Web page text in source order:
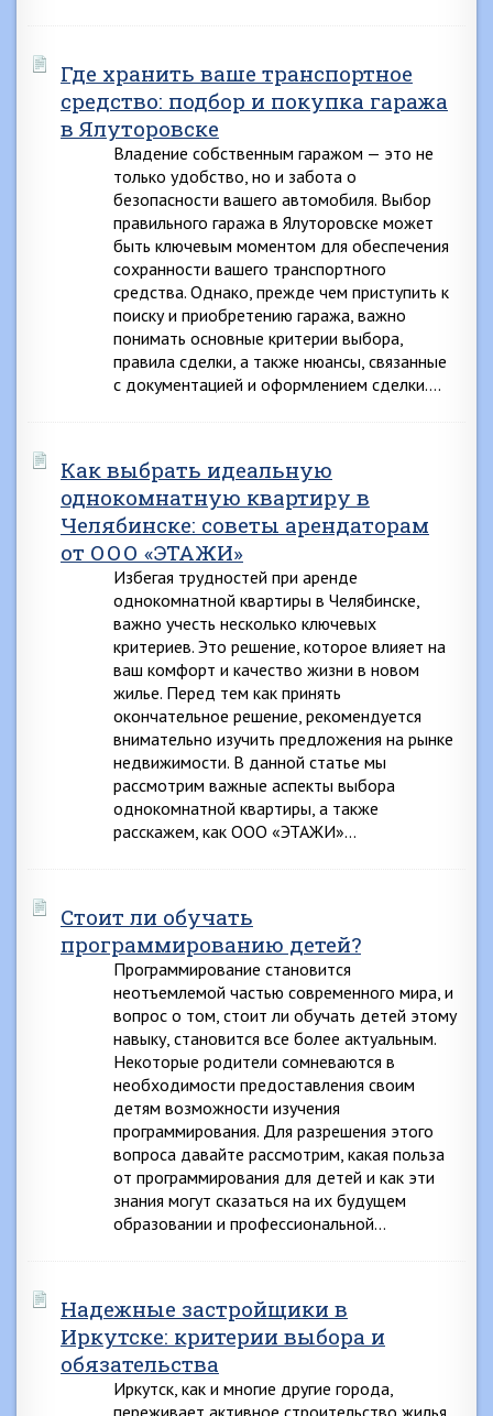
Где хранить ваше транспортное
средство: подбор и покупка гаража
в Ялуторовске
Владение собственным гаражом — это не
только удобство, но и забота о
безопасности вашего автомобиля. Выбор
правильного гаража в Ялуторовске может
быть ключевым моментом для обеспечения
сохранности вашего транспортного
средства. Однако, прежде чем приступить к
поиску и приобретению гаража, важно
понимать основные критерии выбора,
правила сделки, а также нюансы, связанные
с документацией и оформлением сделки….
Как выбрать идеальную
однокомнатную квартиру в
Челябинске: советы арендаторам
от ООО «ЭТАЖИ»
Избегая трудностей при аренде
однокомнатной квартиры в Челябинске,
важно учесть несколько ключевых
критериев. Это решение, которое влияет на
ваш комфорт и качество жизни в новом
жилье. Перед тем как принять
окончательное решение, рекомендуется
внимательно изучить предложения на рынке
недвижимости. В данной статье мы
рассмотрим важные аспекты выбора
однокомнатной квартиры, а также
расскажем, как ООО «ЭТАЖИ»…
Стоит ли обучать
программированию детей?
Программирование становится
неотъемлемой частью современного мира, и
вопрос о том, стоит ли обучать детей этому
навыку, становится все более актуальным.
Некоторые родители сомневаются в
необходимости предоставления своим
детям возможности изучения
программирования. Для разрешения этого
вопроса давайте рассмотрим, какая польза
от программирования для детей и как эти
знания могут сказаться на их будущем
образовании и профессиональной…
Надежные застройщики в
Иркутске: критерии выбора и
обязательства
Иркутск, как и многие другие города,
переживает активное строительство жилья.